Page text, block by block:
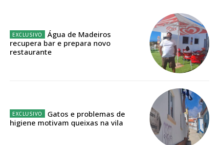
Sendo assinante terá acesso a todos os conteúdos exclusivos e versões
Escolha o plano de assinatura desejado:
IMPRESSA
32€
Água de Madeiros
recupera bar e prepara novo
restaurante
Gatos e problemas de
higiene motivam queixas na vila